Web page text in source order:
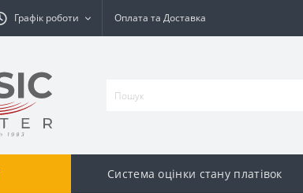
Графік роботи Оплата та Доставка
Система оцінки стану платівок